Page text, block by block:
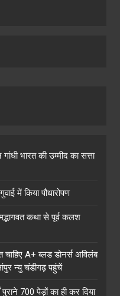
भारत की उम्मीद का सत्ता
में किया पौधारोपण
कथा से पूर्व कलश
चाहिए A+ ब्लड डोनर्स अविलंब
न्यु चंडीगढ़ पहुंचें
700 पेड़ों का ही कर दिया